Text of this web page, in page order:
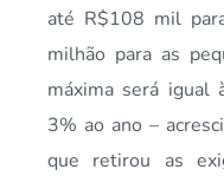
até R$108 mil
milhão para as
máxima será igual
3% ao ano –
que retirou as